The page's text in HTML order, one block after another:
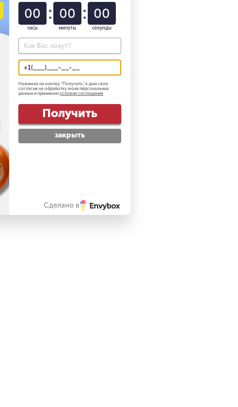
01
часы
22
минуты
58
секунды
Нажимая на кнопку "Получить", я даю свое
согласие на обработку моих персональных
данных и принимаю условия соглашения
Получить
закрыть
Сделано в